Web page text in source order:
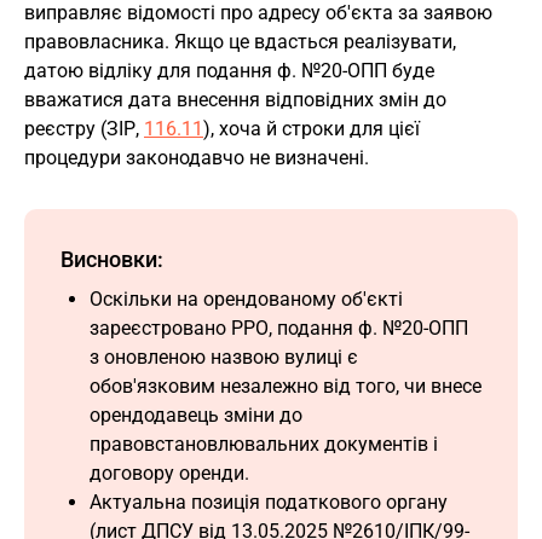
виправляє відомості про адресу об'єкта за заявою
правовласника. Якщо це вдасться реалізувати,
датою відліку для подання ф. №20-ОПП буде
вважатися дата внесення відповідних змін до
реєстру (ЗІР, 116.11), хоча й строки для цієї
процедури законодавчо не визначені.
Висновки:
Оскільки на орендованому об'єкті
зареєстровано РРО, подання ф. №20-ОПП
з оновленою назвою вулиці є
обов'язковим незалежно від того, чи внесе
орендодавець зміни до
правовстановлювальних документів і
договору оренди.
Актуальна позиція податкового органу
(лист ДПСУ від 13.05.2025 №2610/ІПК/99-